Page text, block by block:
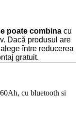
poate combina cu
Dacă produsul are
între reducerea
gratuit.
cu bluetooth si